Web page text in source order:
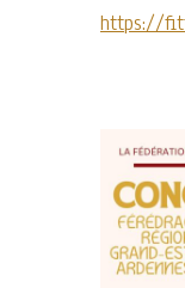
https://